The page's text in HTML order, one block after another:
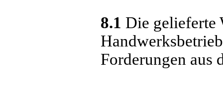
8.1 Die gelieferte
Forderungen aus